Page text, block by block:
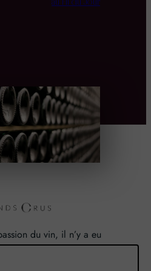
du vin, il n’y a eu
avons franchi en faisant